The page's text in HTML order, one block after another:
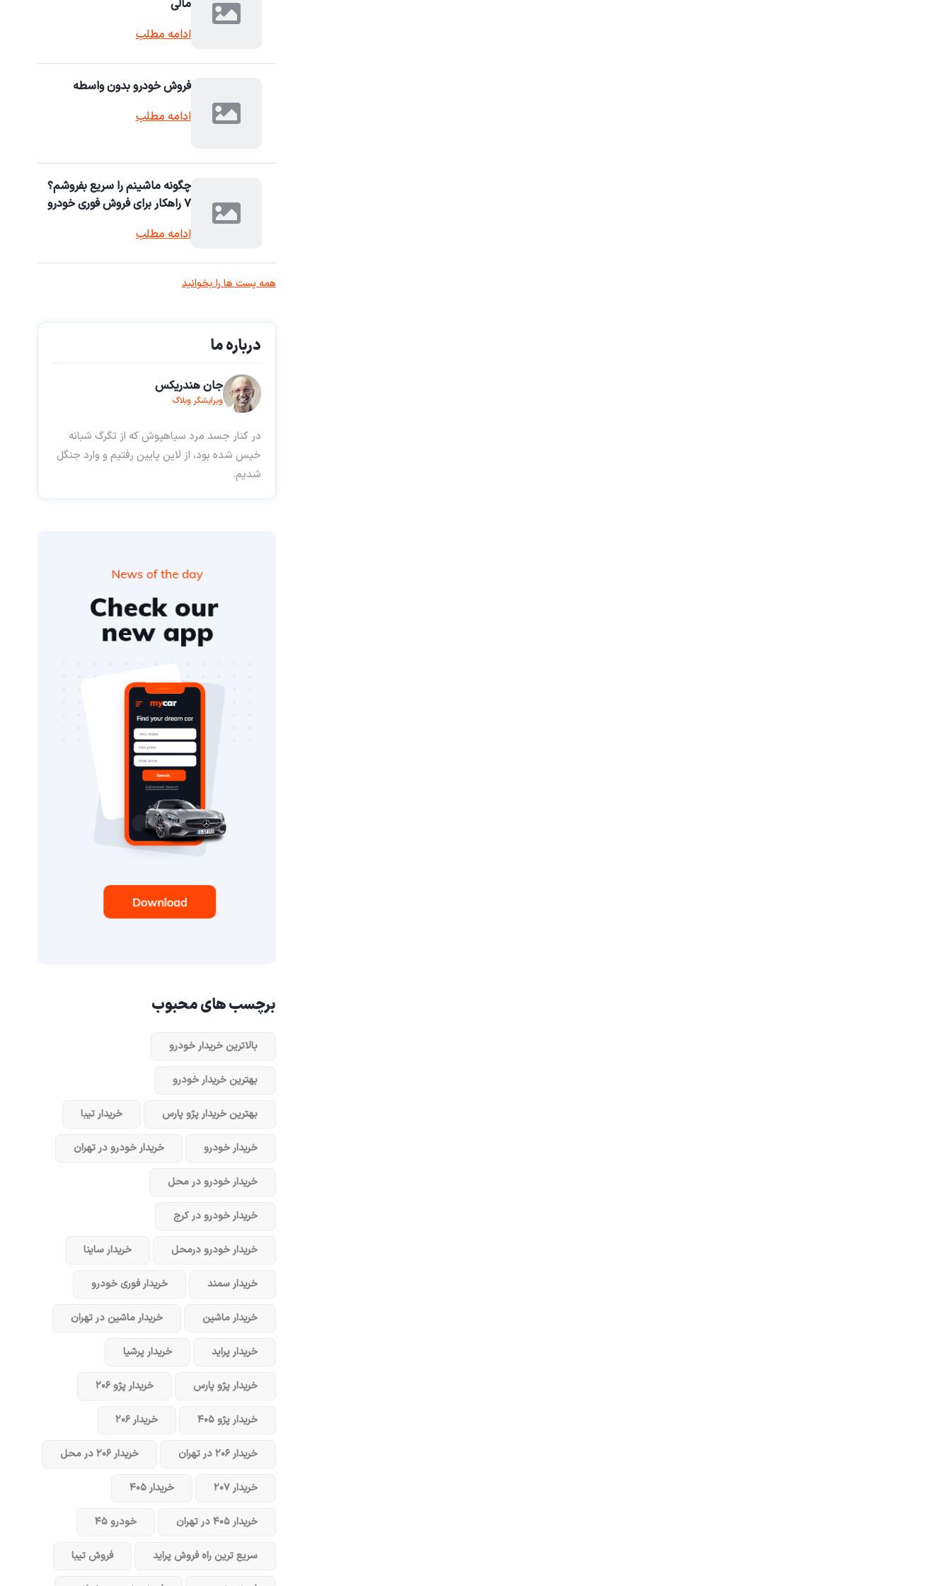
مالی
ادامه مطلب
فروش خودرو بدون واسطه
ادامه مطلب
چگونه ماشینم را سریع بفروشم؟
۷ راهکار برای فروش فوری خودرو
ادامه مطلب
همه پست ها را بخوانید
درباره ما
جان هندریکس
ویرایشگر وبلاگ
در کنار جسد مرد سیاهپوش که از تگرگ شبانه
خیس شده بود، از لاین پایین رفتیم و وارد جنگل
شدیم.
برچسب های محبوب
بالاترین خریدار خودرو
بهترین خریدار خودرو
بهترین خریدار پژو پارس خریدار تیبا
خریدار خودرو خریدار خودرو در تهران
خریدار خودرو در محل
خریدار خودرو در کرج
خریدار خودرو در‌محل خریدار ساینا
خریدار سمند خریدار فوری خودرو
خریدار ماشین خریدار ماشین در تهران
خریدار پراید خریدار پرشیا
خریدار پژو پارس خریدار پژو ۲۰۶
خریدار پژو ۴۰۵ خریدار ۲۰۶
خریدار ۲۰۶ در تهران خریدار ۲۰۶ در محل
خریدار ۲۰۷ خریدار ۴۰۵
خریدار ۴۰۵ در تهران خودرو ۴۵
سریع ترین راه فروش پراید فروش تیبا